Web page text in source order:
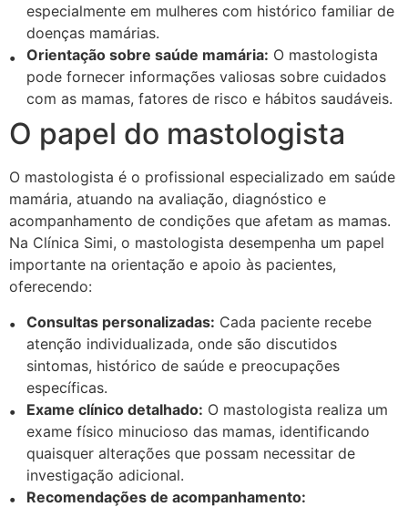
especialmente em mulheres com histórico familiar de
doenças mamárias.
Orientação sobre saúde mamária: O mastologista
pode fornecer informações valiosas sobre cuidados
com as mamas, fatores de risco e hábitos saudáveis.
O papel do mastologista
O mastologista é o profissional especializado em saúde
mamária, atuando na avaliação, diagnóstico e
acompanhamento de condições que afetam as mamas.
Na Clínica Simi, o mastologista desempenha um papel
importante na orientação e apoio às pacientes,
oferecendo:
Consultas personalizadas: Cada paciente recebe
atenção individualizada, onde são discutidos
sintomas, histórico de saúde e preocupações
específicas.
Exame clínico detalhado: O mastologista realiza um
exame físico minucioso das mamas, identificando
quaisquer alterações que possam necessitar de
investigação adicional.
Recomendações de acompanhamento: